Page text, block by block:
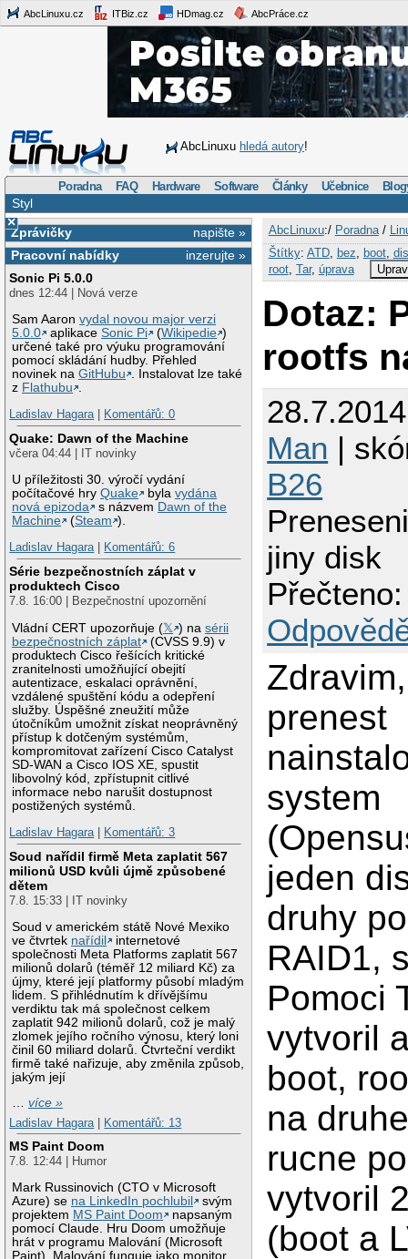
AbcLinuxu.cz ITBiz.cz HDmag.cz AbcPráce.cz
AbcLinuxu hledá autory!
Poradna FAQ Hardware Software Články Učebnice
Styl
×
napište »
Zprávičky
inzerujte »
Pracovní nabídky
Sonic Pi 5.0.0
dnes 12:44 | Nová verze
Sam Aaronvydal novou major verzi
5.0.0
aplikaceSonic Pi (Wikipedie )
určené také pro výuku programování
pomocí skládání hudby. Přehled
novinek naGitHubu
. Instalovat lze také
z Flathubu
Ladislav Hagara| Komentářů: 0
Quake: Dawn of the Machine
včera 04:44 | IT novinky
U příležitosti 30. výročí vydání
počítačové hryQuake bylavydána
nová epizoda
s názvem Dawn of the
Machine
(Steam ).
Ladislav Hagara| Komentářů: 6
Série bezpečnostních záplat v
produktech Cisco
7.8. 16:00 | Bezpečnostní upozornění
Vládní CERT upozorňuje (𝕏 ) nasérii
bezpečnostních záplat
(CVSS 9.9) v
produktech Cisco řešících kritické
zranitelnosti umožňující obejití
autentizace, eskalaci oprávnění,
vzdálené spuštění kódu a odepření
služby. Úspěšné zneužití může
útočníkům umožnit získat neoprávněný
přístup k dotčeným systémům,
kompromitovat zařízení Cisco Catalyst
SD-WAN a Cisco IOS XE, spustit
libovolný kód, zpřístupnit citlivé
informace nebo narušit dostupnost
postižených systémů.
Ladislav Hagara| Komentářů: 3
Soud nařídil firmě Meta zaplatit 567
milionů USD kvůli újmě způsobené
dětem
7.8. 15:33 | IT novinky
Soud v americkém státě Nové Mexiko
ve čtvrtek nařídil
internetové
společnosti Meta Platforms zaplatit 567
milionů dolarů (téměř 12 miliard Kč) za
újmy, které její platformy působí mladým
lidem. S přihlédnutím k dřívějšímu
verdiktu tak má společnost celkem
zaplatit 942 milionů dolarů, což je malý
zlomek jejího ročního výnosu, který loni
činil 60 miliard dolarů. Čtvrteční verdikt
firmě také nařizuje, aby změnila způsob,
jakým její
…více »
Ladislav Hagara
Komentářů: 13
MS Paint Doom
7.8. 12:44 | Humor
Mark Russinovich (CTO v Microsoft
Azure) se na LinkedIn pochlubil
svým
projektem MS Paint Doom
napsaným
pomocí Claude. Hru Doom umožňuje
hrát v programu Malování (Microsoft
Paint). Malování funguje jako monitor.
AbcLinuxu:/ Poradna/
Štítky: ATD, bez boot,
root, Tar, úprava
Dotaz:
rootfs
Man |
B26
jiny disk
prenest
system
jeden
druhy
RAID1,
Pomoci
vytvoril
boot,
na
rucne
vytvoril
(boot a